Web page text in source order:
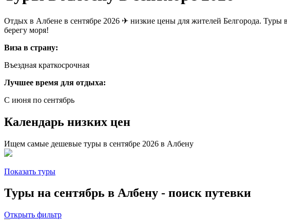
Отдых в Албене в сентябре 2026 ✈ низкие цены для жителей Белгорода. Туры
берегу моря!
Виза в страну:
Въездная краткосрочная
Лучшее время для отдыха:
С июня по сентябрь
Календарь низких цен
Ищем самые дешевые туры в сентябре 2026 в Албену
Показать туры
Туры на сентябрь в Албену - поиск путевки
Открыть фильтр